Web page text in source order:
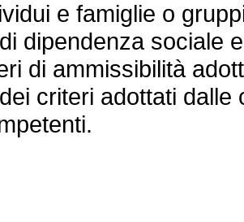
e famiglie o
dipendenza sociale
di ammissibilità
criteri adottati